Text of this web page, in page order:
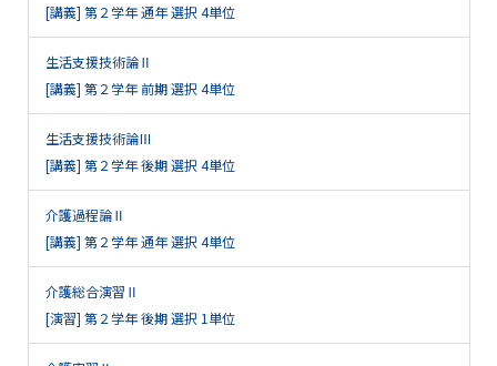
[講義] 第２学年 通年 選択 4単位
生活支援技術論Ⅱ
[講義] 第２学年 前期 選択 4単位
生活支援技術論Ⅲ
[講義] 第２学年 後期 選択 4単位
介護過程論Ⅱ
[講義] 第２学年 通年 選択 4単位
介護総合演習Ⅱ
[演習] 第２学年 後期 選択 1単位